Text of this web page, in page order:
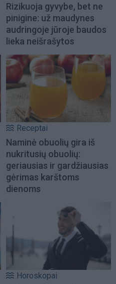
Rizikuoja gyvybe, bet ne
pinigine: už maudynes
audringoje jūroje baudos
lieka neišrašytos
Receptai
Naminė obuolių gira iš
nukritusių obuolių:
geriausias ir gardžiausias
gėrimas karštoms
dienoms
Horoskopai